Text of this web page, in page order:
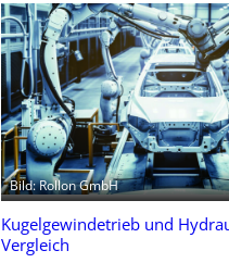
Bild: Rollon GmbH
Kugelgewindetrieb und
Vergleich